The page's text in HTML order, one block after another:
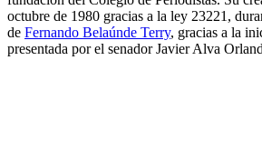
octubre de 1980 gracias a la ley 23221,
de Fernando Belaúnde Terry, gracias a la
presentada por el senador Javier Alva